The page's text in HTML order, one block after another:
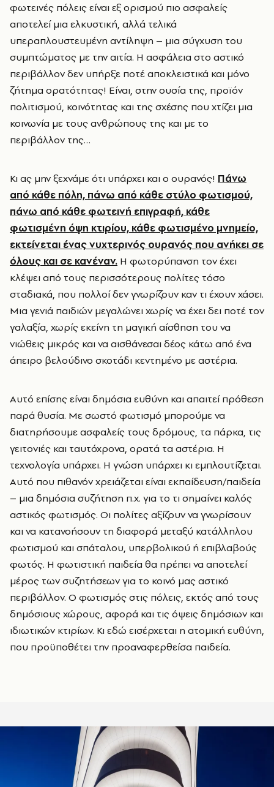
φωτεινές πόλεις είναι εξ ορισμού πιο ασφαλείς
αποτελεί μια ελκυστική, αλλά τελικά
υπεραπλουστευμένη αντίληψη – μια σύγχυση του
συμπτώματος με την αιτία. Η ασφάλεια στο αστικό
περιβάλλον δεν υπήρξε ποτέ αποκλειστικά και μόνο
ζήτημα ορατότητας! Είναι, στην ουσία της, προϊόν
πολιτισμού, κοινότητας και της σχέσης που χτίζει μια
κοινωνία με τους ανθρώπους της και με το
περιβάλλον της…
Κι ας μην ξεχνάμε ότι υπάρχει και ο ουρανός! Πάνω
από κάθε πόλη, πάνω από κάθε στύλο φωτισμού,
πάνω από κάθε φωτεινή επιγραφή, κάθε
φωτισμένη όψη κτιρίου, κάθε φωτισμένο μνημείο,
εκτείνεται ένας νυχτερινός ουρανός που ανήκει σε
όλους και σε κανέναν. Η φωτορύπανση τον έχει
κλέψει από τους περισσότερους πολίτες τόσο
σταδιακά, που πολλοί δεν γνωρίζουν καν τι έχουν χάσει.
Μια γενιά παιδιών μεγαλώνει χωρίς να έχει δει ποτέ τον
γαλαξία, χωρίς εκείνη τη μαγική αίσθηση του να
νιώθεις μικρός και να αισθάνεσαι δέος κάτω από ένα
άπειρο βελούδινο σκοτάδι κεντημένο με αστέρια.
Αυτό επίσης είναι δημόσια ευθύνη και απαιτεί πρόθεση
παρά θυσία. Με σωστό φωτισμό μπορούμε να
διατηρήσουμε ασφαλείς τους δρόμους, τα πάρκα, τις
γειτονιές και ταυτόχρονα, ορατά τα αστέρια. Η
τεχνολογία υπάρχει. Η γνώση υπάρχει κι εμπλουτίζεται.
Αυτό που πιθανόν χρειάζεται είναι εκπαίδευση/παιδεία
– μια δημόσια συζήτηση π.χ. για το τι σημαίνει καλός
αστικός φωτισμός. Οι πολίτες αξίζουν να γνωρίσουν
και να κατανοήσουν τη διαφορά μεταξύ κατάλληλου
φωτισμού και σπάταλου, υπερβολικού ή επιβλαβούς
φωτός. Η φωτιστική παιδεία θα πρέπει να αποτελεί
μέρος των συζητήσεων για το κοινό μας αστικό
περιβάλλον. Ο φωτισμός στις πόλεις, εκτός από τους
δημόσιους χώρους, αφορά και τις όψεις δημόσιων και
ιδιωτικών κτιρίων. Κι εδώ εισέρχεται η ατομική ευθύνη,
που προϋποθέτει την προαναφερθείσα παιδεία.